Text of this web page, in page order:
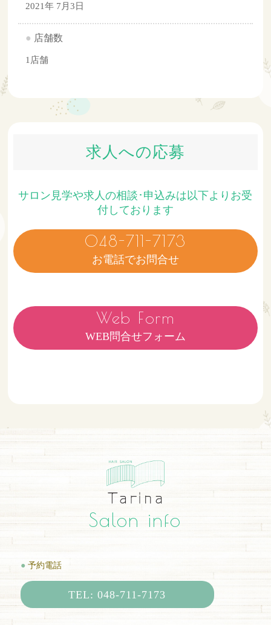
2021年 7月3日
● 店舗数
1店舗
求人への応募
サロン見学や求人の相談･申込みは以下よりお受
付しております
048-711-7173
お電話でお問合せ
Web Form
WEB問合せフォーム
Salon info
● 予約電話
TEL: 048-711-7173